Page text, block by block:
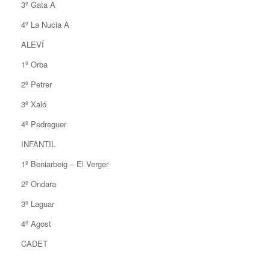
3º Gata A
4º La Nucia A
ALEVÍ
1º Orba
2º Petrer
3º Xaló
4º Pedreguer
INFANTIL
1º Beniarbeig – El Verger
2º Ondara
3º Laguar
4º Agost
CADET